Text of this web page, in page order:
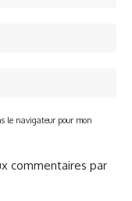
le navigateur pour mon
commentaires par